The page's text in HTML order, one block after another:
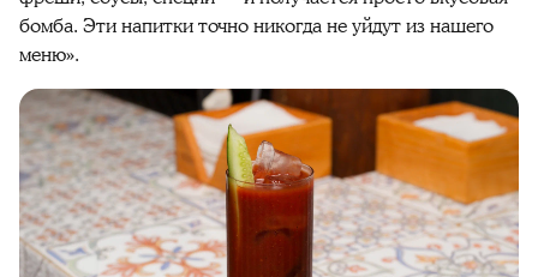
бомба. Эти напитки точно никогда не уйдут из нашего
меню».